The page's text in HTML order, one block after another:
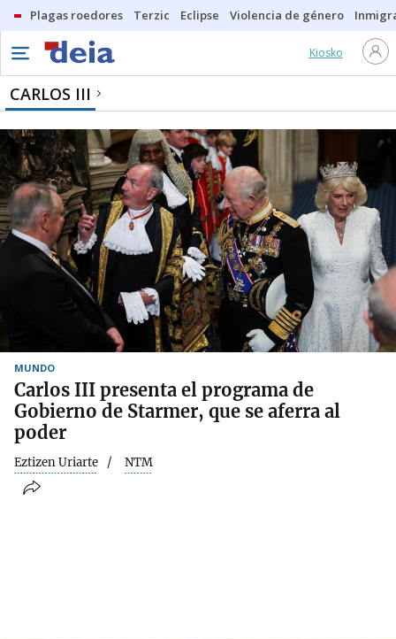
Plagas roedores Terzic Eclipse Violencia de género
Kiosko
CARLOS III
MUNDO
Carlos III presenta el programa de
Gobierno de Starmer, que se aferra al
poder
Eztizen Uriarte NTM